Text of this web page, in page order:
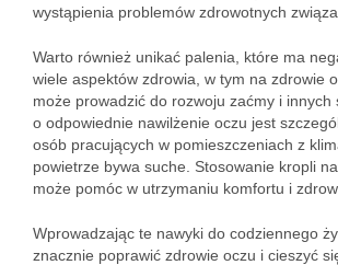
wystąpienia problemów zdrowotnych
Warto również unikać palenia, które ma
wiele aspektów zdrowia, w tym na zdrowie
może prowadzić do rozwoju zaćmy i innych
o odpowiednie nawilżenie oczu jest
osób pracujących w pomieszczeniach z
powietrze bywa suche. Stosowanie kropli
może pomóc w utrzymaniu komfortu i
Wprowadzając te nawyki do codziennego
znacznie poprawić zdrowie oczu i cieszyć